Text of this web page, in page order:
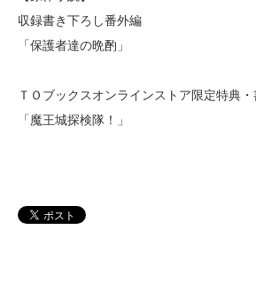
収録書き下ろし番外編
「保護者達の晩酌」
ＴＯブックスオンラインストア限定特典
「魔王城探検隊！」